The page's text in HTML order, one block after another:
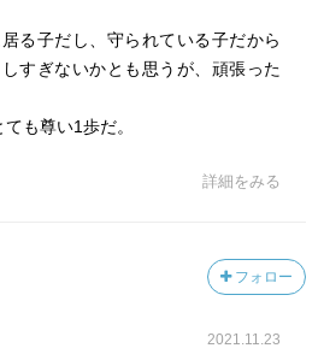
る子だし、守られている子だから
すぎないかとも思うが、頑張った
も尊い1歩だ。
詳細をみる
フォロー
2021.11.23